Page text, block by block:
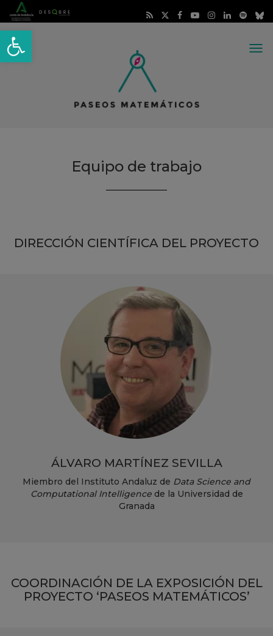
Abrir barra de herramientas
Equipo de trabajo
DIRECCIÓN CIENTÍFICA DEL PROYECTO
ÁLVARO MARTÍNEZ SEVILLA
Miembro del Instituto Andaluz de Data Science and
Computational Intelligencede la Universidad de
Granada
COORDINACIÓN DE LA EXPOSICIÓN DEL
PROYECTO ‘PASEOS MATEMÁTICOS’